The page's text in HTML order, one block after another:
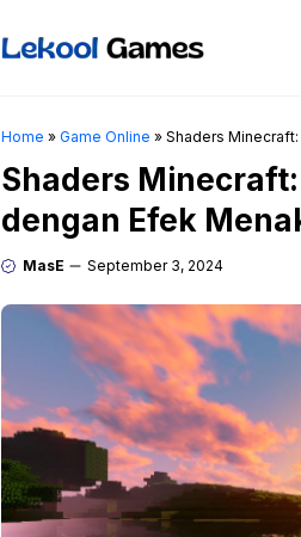
Home » Game Online » Shaders
Shaders
dengan Efek
MasE September 3, 2024